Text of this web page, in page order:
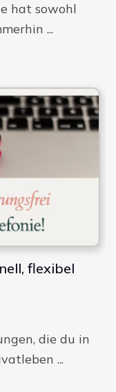
hat sowohl
...
flexibel
die du in
...